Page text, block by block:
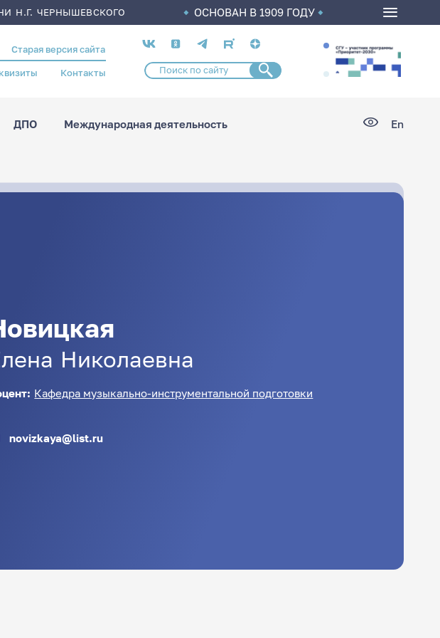
Н.Г. ЧЕРНЫШЕВСКОГО ОСНОВАН В 1909 ГОДУ
Старая версия сайта
Контакты
Социальные
сети
ДПО Международная деятельность En
Николаевна
Кафедра музыкально-инструментальной подготовки
novizkaya@list.ru